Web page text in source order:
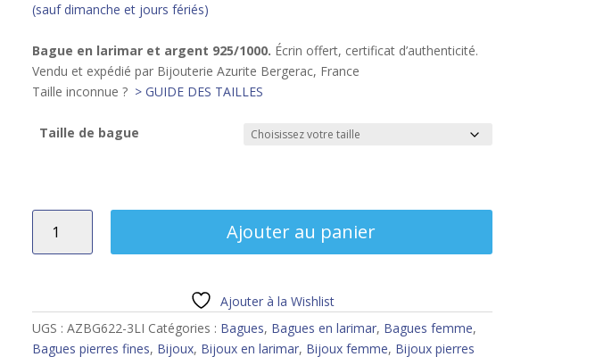
(sauf dimanche et jours fériés)
Bague en larimar et argent 925/1000. Écrin offert, certificat d’authenticité.
Vendu et expédié par Bijouterie Azurite Bergerac, France
Taille inconnue ? > GUIDE DES TAILLES
Taille de bague
Bague
Ajouter au panier
Ajouter à la Wishlist
UGS : AZBG622-3LI Catégories : Bagues, Bagues en larimar, Bagues femme,
Bagues pierres fines, Bijoux, Bijoux en larimar, Bijoux femme, Bijoux pierres